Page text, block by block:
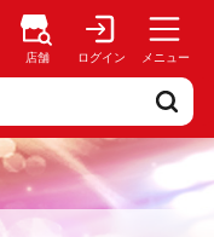
店舗 ログイン メニュー